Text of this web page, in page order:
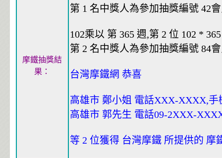
摩鐵抽獎結
果：
第 1 名中獎人為參加抽獎編號 42
102乘以 第 365 週,第 2 位 102 *
第 2 名中獎人為參加抽獎編號 84
台灣摩鐵網 恭喜
高雄市 鄭小姐 電話XXX-XXXX,手
高雄市 郭先生 電話09-2XXX-
等 2 位獲得 台灣摩鐵 所提供的 摩